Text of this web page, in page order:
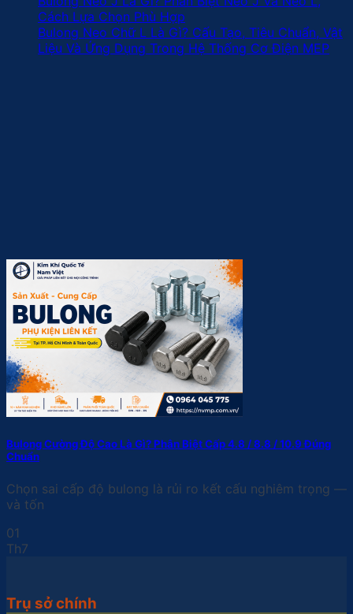
Cách Lựa Chọn Phù Hợp
Bulong Neo Chữ L Là Gì? Cấu Tạo, Tiêu Chuẩn, Vật
Liệu Và Ứng Dụng Trong Hệ Thống Cơ Điện MEP
Bulong Cường Độ Cao Là Gì? Phân Biệt Cấp 4.8 / 8.8 / 10.9 Đúng
Chuẩn
Chọn sai cấp độ bulong là rủi ro kết cấu nghiêm trọng —
và tốn
01
Th7
Trụ sở chính